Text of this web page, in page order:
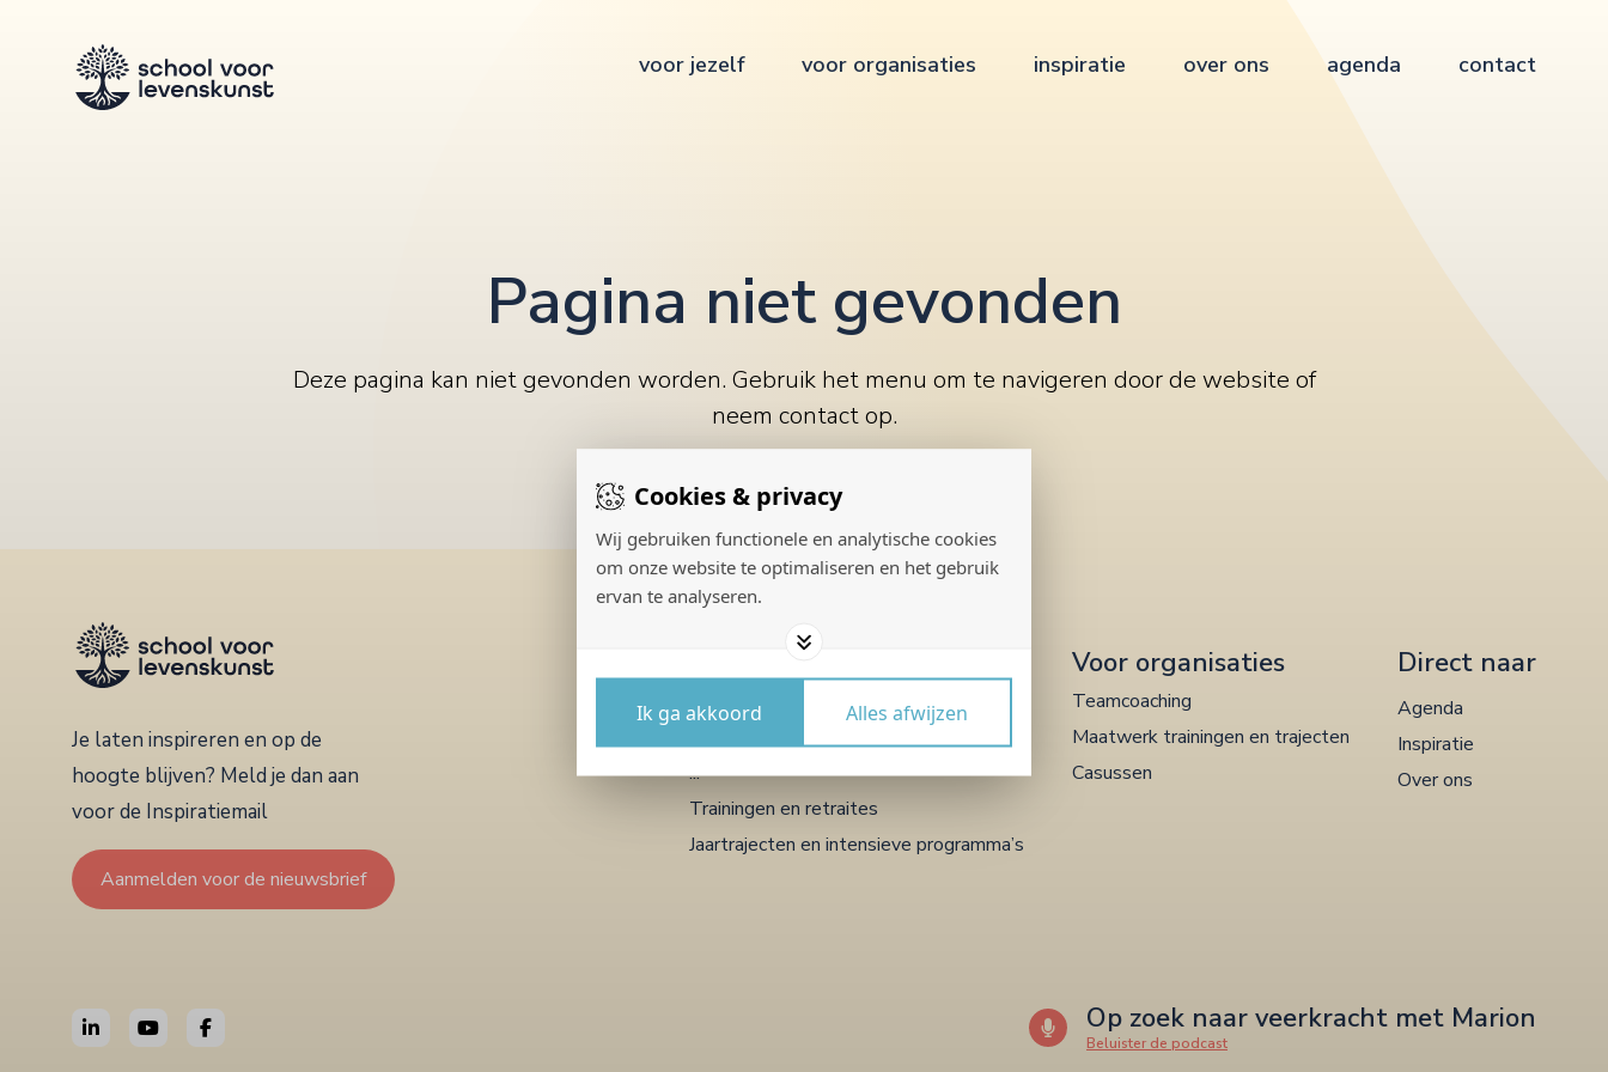
Cookies & privacy
Wij gebruiken functionele en analytische cookies
om onze website te optimaliseren en het gebruik
ervan te analyseren.
Ik ga akkoord Alles afwijzen
voor jezelf voor organisaties inspiratie over ons agenda contact
Pagina niet gevonden
Deze pagina kan niet gevonden worden. Gebruik het menu om te navigeren door de website of
neem contact op.
Je laten inspireren en op de
hoogte blijven? Meld je dan aan
voor de Inspiratiemail
Aanmelden voor de nieuwsbrief
Voor jezelf
Meditaties
...
Trainingen en retraites
Jaartrajecten en intensieve programma’s
Voor organisaties
Teamcoaching
Maatwerk trainingen en trajecten
Casussen
Direct naar
Agenda
Inspiratie
Over ons
Op zoek naar veerkracht met Marion
Beluister de podcast